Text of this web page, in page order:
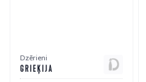
Dzērieni
GRIEĶIJA